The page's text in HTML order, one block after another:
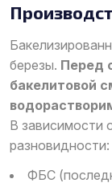
березы. Перед
бакелитовой
В зависимости
разновидности:
ФБС